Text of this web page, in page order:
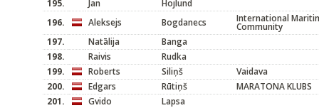
195.
Jan
Hojlund
196.
Aleksejs Bogdanecs International
Community
197.
Natālija
Banga
198.
Raivis
Rudka
199.
Roberts Siliņš
Vaidava
200.
Edgars Rūtiņš
MARATONA KLUBS
201.
Gvido
Lapsa